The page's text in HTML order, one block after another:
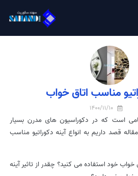
مناسب اتاق خواب
1400/11/10
است که در دکوراسیون های مدرن بسیار
قصد داریم به انواع آینه دکوراتیو مناسب
خواب خود استفاده می کنید؟ چقدر از تاثیر آینه